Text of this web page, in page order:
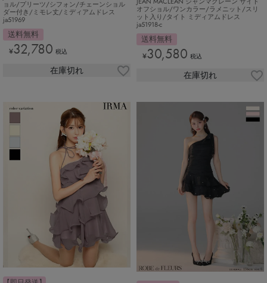
ョル/プリーツ/シフォン/チェーンショル
ダー付き/ミモレ丈/ミディアムドレス
ja51969
送料無料
¥32,780 税込
在庫切れ
オフショル/ワンカラー/ラメニット/スリ
ット入り/タイト ミディアムドレス
ja51918-c
送料無料
¥30,580 税込
在庫切れ